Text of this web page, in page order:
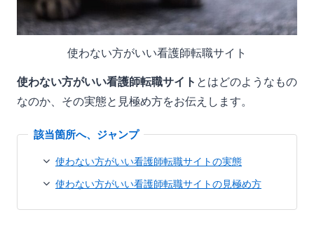
使わない方がいい看護師転職サイト
使わない方がいい看護師転職サイト とはどのようなもの
なのか、その実態と見極め方をお伝えします。
使わない方がいい看護師転職サイトの実態
使わない方がいい看護師転職サイトの見極め方